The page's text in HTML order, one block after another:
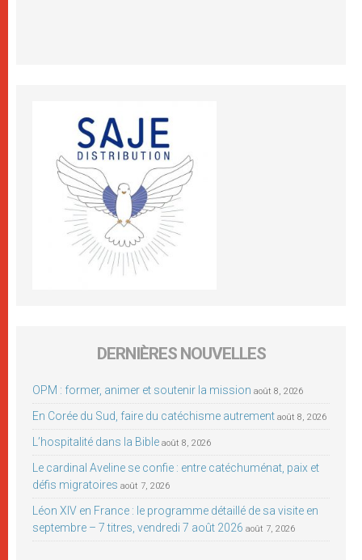
DERNIÈRES NOUVELLES
OPM : former, animer et soutenir la mission août 8, 2026
En Corée du Sud, faire du catéchisme autrement août 8, 2026
L’hospitalité dans la Bible août 8, 2026
Le cardinal Aveline se confie : entre catéchuménat, paix et
défis migratoires août 7, 2026
Léon XIV en France : le programme détaillé de sa visite en
septembre – 7 titres, vendredi 7 août 2026 août 7, 2026